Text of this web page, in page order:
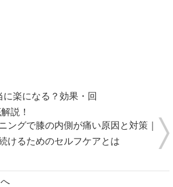
楽になる？効果・回
説！
ングで膝の内側が痛い原因と対策｜
けるためのセルフケアとは